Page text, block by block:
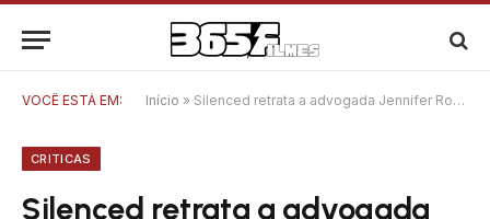
VOCÊ ESTÁ EM: Início » Silenced retrata a advogada Jennifer Robinson, mas dilui debate sobre #MeToo
CRITICAS
Silenced retrata a advogada